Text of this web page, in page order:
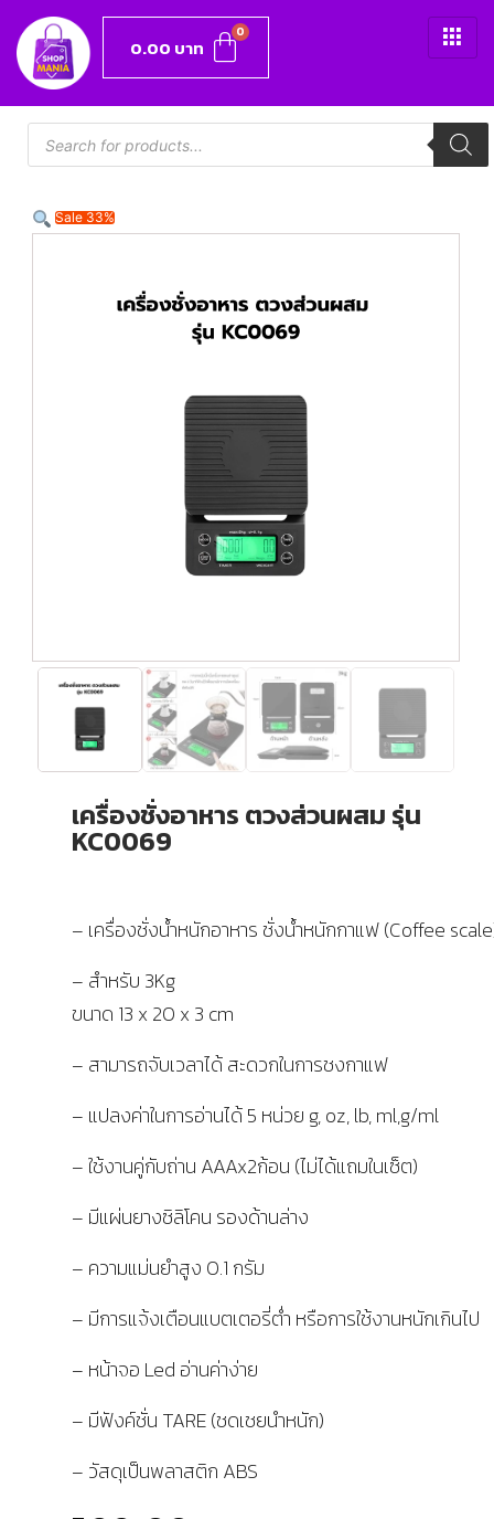
0.00 บาท
Sale 33%
เครื่องชั่งอาหาร ตวงส่วนผสม รุ่น
KC0069
– เครื่องชั่งน้ำหนักอาหาร ชั่งน้ำหนักกาแฟ (Coffee
– สำหรับ 3Kg
ขนาด 13 x 20 x 3 cm
– สามารถจับเวลาได้ สะดวกในการชงกาแฟ
– แปลงค่าในการอ่านได้ 5 หน่วย g, oz, lb, ml,g/ml
– ใช้งานคู่กับถ่าน AAAx2ก้อน (ไม่ได้แถมในเซ็ต)
– มีแผ่นยางซิลิโคน รองด้านล่าง
– ความแม่นยำสูง 0.1 กรัม
– มีการแจ้งเตือนแบตเตอรี่ต่ำ หรือการใช้งานหนักเกินไป
– หน้าจอ Led อ่านค่าง่าย
– มีฟังค์ชั่น TARE (ชดเชยนำหนัก)
– วัสดุเป็นพลาสติก ABS